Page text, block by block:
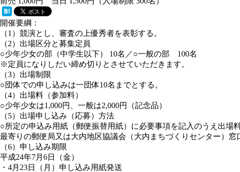
開催要綱：
（1）競演とし、審査の上優秀者を表彰する。
（2）出場区分と募集定員
○少年少女の部（中学生以下） 10名／○一般の部 100名
※定員になりしだい締め切りとさせていただきます。
（3）出場制限
○団体での申し込みは一団体10名までとする。
（4）出場料（参加料）
○少年少女は1,000円、一般は2,000円（記念品）
（5）出場申し込み（応募）方法
○所定の申込み用紙（郵便振替用紙）に必要事項を記入のうえ出場
最寄りの郵便局又は大内地区協議会（大内まちづくりセンター）窓
（6）申し込み期限
平成24年7月6日（金）
・4月23日（月）申し込み用紙発送